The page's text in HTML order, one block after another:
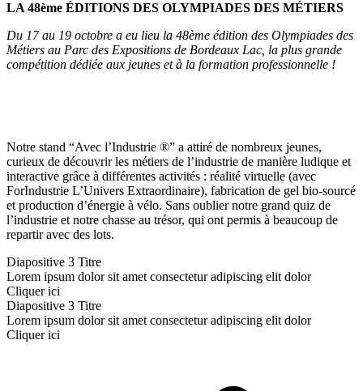
LA 48ème ÉDITIONS DES OLYMPIADES DES MÉTIERS
Du 17 au 19 octobre a eu lieu la 48ème édition des Olympiades des
Métiers au Parc des Expositions de Bordeaux Lac, la plus grande
compétition dédiée aux jeunes et à la formation professionnelle !
Notre stand “Avec l’Industrie ®” a attiré de nombreux jeunes,
curieux de découvrir les métiers de l’industrie de manière ludique et
interactive grâce à différentes activités : réalité virtuelle (avec
ForIndustrie L’Univers Extraordinaire), fabrication de gel bio-sourcé
et production d’énergie à vélo. Sans oublier notre grand quiz de
l’industrie et notre chasse au trésor, qui ont permis à beaucoup de
repartir avec des lots.
Diapositive 3 Titre
Lorem ipsum dolor sit amet consectetur adipiscing elit dolor
Cliquer ici
Diapositive 3 Titre
Lorem ipsum dolor sit amet consectetur adipiscing elit dolor
Cliquer ici